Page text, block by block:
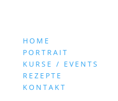
HOME
PORTRAIT
KURSE / EVENTS
REZEPTE
KONTAKT